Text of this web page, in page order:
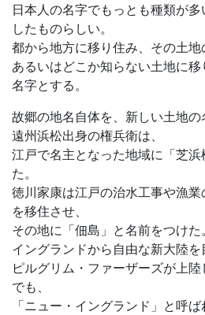
日本人の名字でもっとも種類が
したものらしい。
都から地方に移り住み、その土地
あるいはどこか知らない土地に
名字とする。
故郷の地名自体を、新しい土地の
遠州浜松出身の権兵衛は、
江戸で名主となった地域に「芝
た。
徳川家康は江戸の治水工事や漁
を移住させ、
その地に「佃島」と名前をつけた。
イングランドから自由な新大陸
ピルグリム・ファーザーズが上
でも、
「ニュー・イングランド」と呼ば